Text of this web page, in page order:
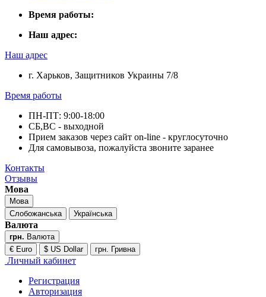
Время работы:
Наш адрес:
Наш адрес
г. Харьков, Защитников Украины 7/8
Время работы
ПН-ПТ: 9:00-18:00
СБ,ВС - выходной
Прием заказов через сайт on-line - круглосуточно
Для самовывоза, пожалуйста звоните заранее
Контакты
Отзывы
Мова
Мова
Слобожанська
Українська
Валюта
грн. Валюта
€ Euro
$ US Dollar грн. Гривна
Личный кабинет
Регистрация
Авторизация